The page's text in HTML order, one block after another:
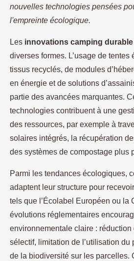
nouvelles technologies pensées
l'empreinte écologique.
Les innovations camping durable
diverses formes. L’usage de tentes
tissus recyclés, de modules
en énergie et de solutions
partie des avancées marquantes.
technologies contribuent à une
des ressources, par exemple à
solaires intégrés, la récupération
des systèmes de compostage plus
Parmi les tendances écologiques,
adaptent leur structure pour
tels que l’Écolabel Européen ou la
évolutions réglementaires
environnementale claire : réduction
sélectif, limitation de l’utilisation du
de la biodiversité sur les parcelles.